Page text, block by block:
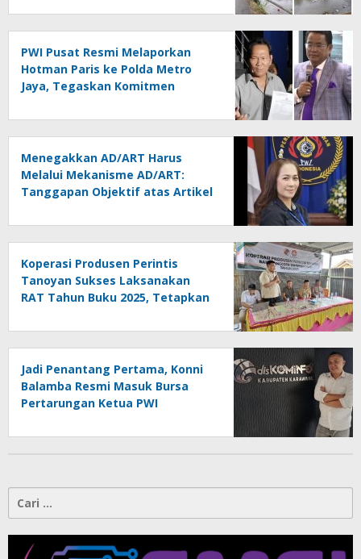
Dipertanyakan
PWI Pusat Resmi Melaporkan
Hotman Paris ke Polda Metro
Jaya, Tegaskan Komitmen
Menegakkan AD/ART Harus
Melalui Mekanisme AD/ART:
Tanggapan Objektif atas Artikel
Konspirasi Melanggar Aturan”
Koperasi Produsen Perintis
Tanoyan Sukses Laksanakan
RAT Tahun Buku 2025, Tetapkan
Keputusan Anggota
Jadi Penantang Pertama, Konni
Balamba Resmi Masuk Bursa
Pertarungan Ketua PWI
untuk: